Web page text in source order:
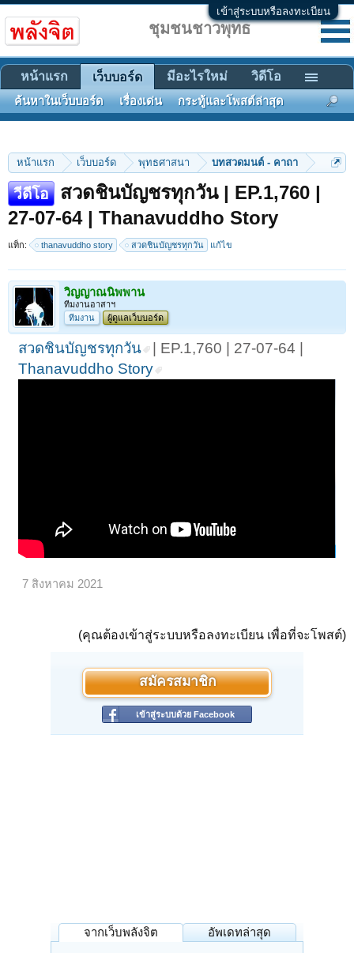
เข้าสู่ระบบหรือลงทะเบียน
หน้าแรก เว็บบอร์ด พุทธศาสนา บทสวดมนต์ - คาถา
วีดีโอ
สวดชินบัญชรทุกวัน | EP.1,760 |
27-07-64 | Thanavuddho Story
แท็ก: thanavuddho story สวดชินบัญชรทุกวัน แก้ไข
วิญญาณนิพพาน
ทีมงานอาสาฯ
ทีมงาน
ผู้ดูแลเว็บบอร์ด
สวดชินบัญชรทุกวัน
| EP.1,760 | 27-07-64 |
Thanavuddho Story
7 สิงหาคม 2021
(คุณต้องเข้าสู่ระบบหรือลงทะเบียน เพื่อที่จะโพสต์)
สมัครสมาชิก
เข้าสู่ระบบด้วย Facebook
จากเว็บพลังจิต อัพเดทล่าสุด
ชุมชนชาวพุทธ
หน้าแรก เว็บบอร์ด
ค้นหาในเว็บบอร์ด เรื่องเด่น กระทู้และโพสต์ล่าสุด
มีอะไรใหม่ วิดีโอ